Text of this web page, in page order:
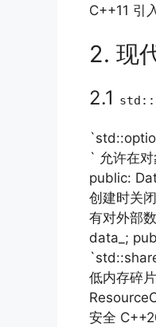
C++11 引入
2. 现
2.1
` 允许在
public:
创建时关
有对外部
data_;
低内存碎
安全